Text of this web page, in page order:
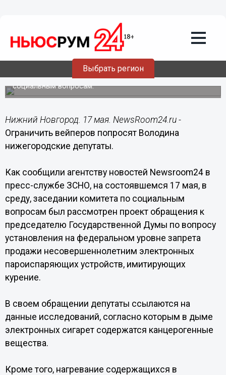
Выбрать регион
Ограничить вейперов попросят
Володина нижегородские депутаты
Проект обращения к председателю Государственной
Думы рассмотрен на заседании комитета по
социальным вопросам.
Нижний Новгород. 17 мая. NewsRoom24.ru -
Ограничить вейперов попросят Володина
нижегородские депутаты.
Как сообщили агентству новостей Newsroom24 в
пресс-службе ЗСНО, на состоявшемся 17 мая, в
среду, заседании комитета по социальным
вопросам был рассмотрен проект обращения к
председателю Государственной Думы по вопросу
установления на федеральном уровне запрета
продажи несовершеннолетним электронных
пароиспаряющих устройств, имитирующих
курение.
В своем обращении депутаты ссылаются на
данные исследований, согласно которым в дыме
электронных сигарет содержатся канцерогенные
вещества.
Кроме того, нагревание содержащихся в